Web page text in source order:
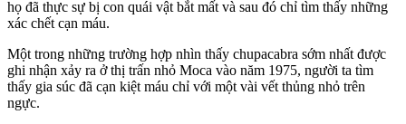
họ đã thực sự bị con quái vật bắt mất và sau đó chỉ tìm thấy những
xác chết cạn máu.
Một trong những trường hợp nhìn thấy chupacabra sớm nhất được
ghi nhận xảy ra ở thị trấn nhỏ Moca vào năm 1975, người ta tìm
thấy gia súc đã cạn kiệt máu chỉ với một vài vết thủng nhỏ trên
ngực.